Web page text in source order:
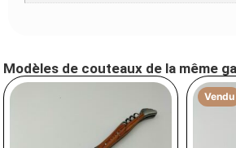
Modèles de couteaux de la même
Vendu